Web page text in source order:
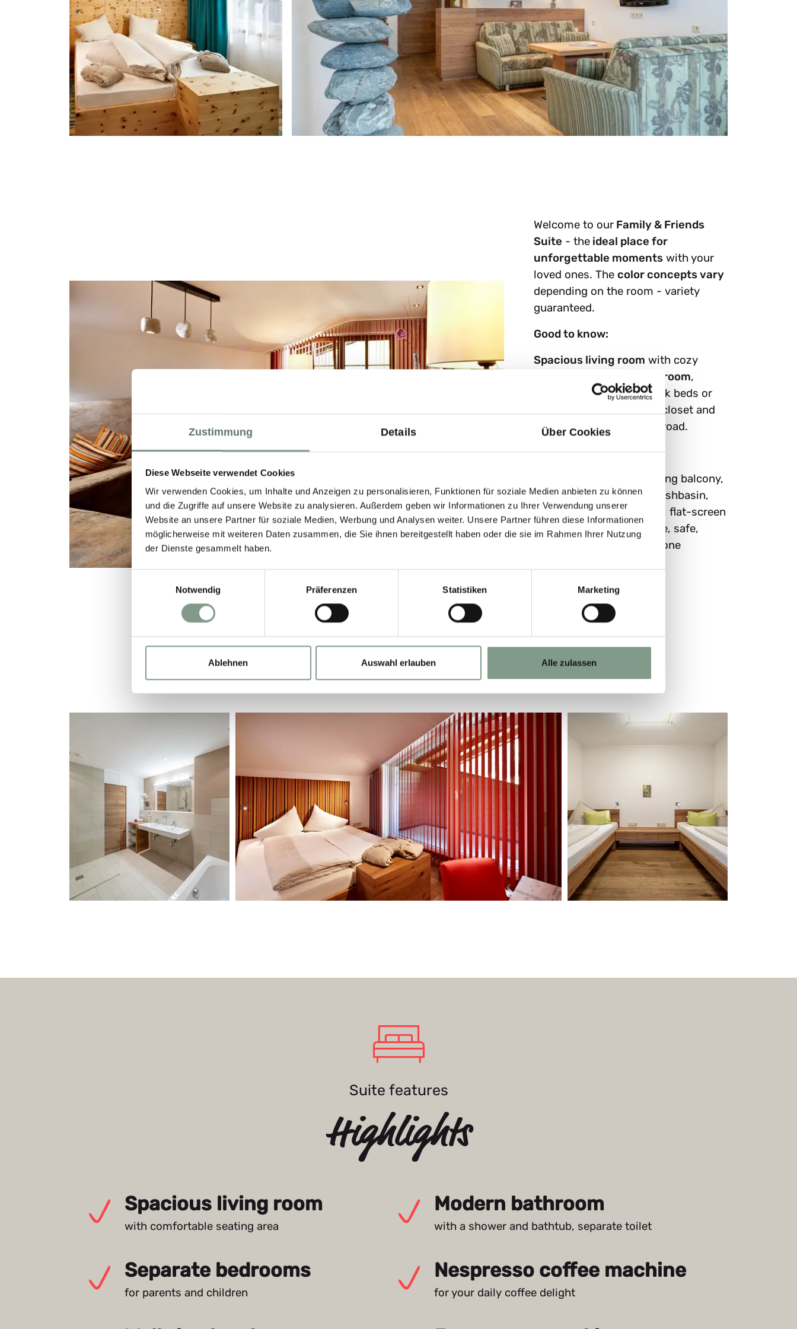
Zustimmung Details Über Cookies
Diese Webseite verwendet Cookies
Wir verwenden Cookies, um Inhalte und Anzeigen zu personalisieren, Funktionen für soziale Medien anbieten zu können
und die Zugriffe auf unsere Website zu analysieren. Außerdem geben wir Informationen zu Ihrer Verwendung unserer
Website an unsere Partner für soziale Medien, Werbung und Analysen weiter. Unsere Partner führen diese Informationen
möglicherweise mit weiteren Daten zusammen, die Sie ihnen bereitgestellt haben oder die sie im Rahmen Ihrer Nutzung
der Dienste gesammelt haben.
Notwendig
Präferenzen Statistiken Marketing
Ablehnen Auswahl erlauben Alle zulassen
Welcome to our Family & Friends
Suite - the ideal place for
unforgettable moments with your
loved ones. Thecolor concepts vary
depending on the room - variety
guaranteed.
Good to know:
Spacious living room with cozy
master bedroom,
children's roomwith bunk beds or
two single beds, walk-in closet and
view of the mountain railroad.
Facts:
approx. 55 m², south-facing balcony,
bathroom with double washbasin,
bathtub and shower, WiFi, flat-screen
TV, coffee machine, fridge, safe,
minibar, hairdryer, telephone
BOOK NOW
Suite features
Highlights
Spacious living room
with comfortable seating area
Modern bathroom
with a shower and bathtub, separate toilet
Separate bedrooms
for parents and children
Nespresso coffee machine
for your daily coffee delight